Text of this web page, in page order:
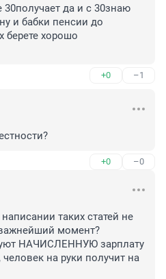
да и с 30знаю
и бабки пенсии до
берете хорошо
+0 –1
+0 –0
таких статей не
момент?
НАЧИСЛЕННУЮ зарплату
на руки получит на